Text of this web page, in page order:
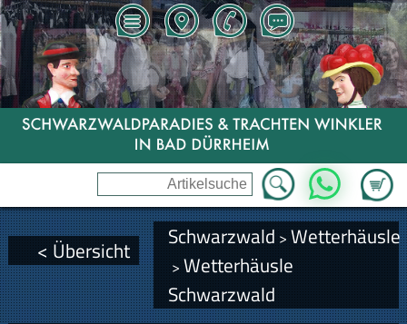
Zum
WhatsApp
< Übersicht Schwarzwald > Wetterhäusle
> Wetterhäusle
Schwarzwald